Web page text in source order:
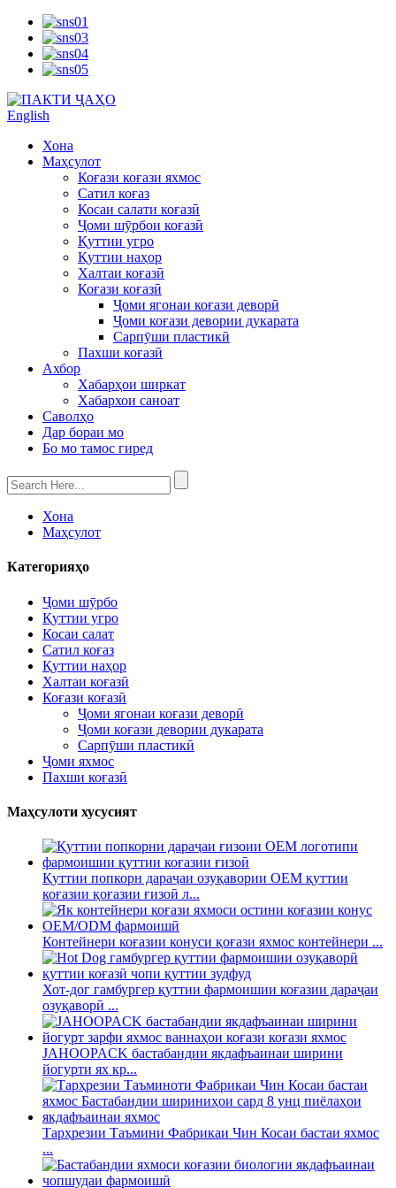
English
Хона
Маҳсулот
Коғази коғази яхмос
Сатил коғаз
Косаи салати коғазӣ
Ҷоми шӯрбои коғазӣ
Қуттии угро
Қуттии наҳор
Халтаи коғазӣ
Коғази коғазӣ
Ҷоми ягонаи коғази деворӣ
Ҷоми коғази девории дукарата
Сарпӯши пластикӣ
Пахши коғазӣ
Ахбор
Хабарҳои ширкат
Хабархои саноат
Саволҳо
Дар бораи мо
Бо мо тамос гиред
Хона
Маҳсулот
Категорияҳо
Ҷоми шӯрбо
Қуттии угро
Косаи салат
Сатил коғаз
Қуттии наҳор
Халтаи коғазӣ
Коғази коғазӣ
Ҷоми ягонаи коғази деворӣ
Ҷоми коғази девории дукарата
Сарпӯши пластикӣ
Ҷоми яхмос
Пахши коғазӣ
Маҳсулоти хусусият
Қуттии попкорн дараҷаи озуқавории OEM қуттии
коғазии қоғазии ғизоӣ л...
Контейнери коғазии конуси қоғази яхмос контейнери ...
Хот-дог гамбургер қуттии фармоишии коғазии дараҷаи
озуқаворӣ ...
JAHOOPACK бастабандии якдафъаинаи ширини
йогурти ях кр...
Тарҳрезии Таъмини Фабрикаи Чин Косаи бастаи яхмос
...